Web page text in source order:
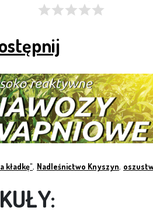
kładkę", Nadleśnictwo Knyszyn,